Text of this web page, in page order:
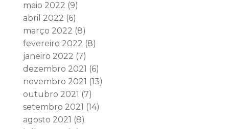
maio 2022 (9)
abril 2022 (6)
março 2022 (8)
fevereiro 2022 (8)
janeiro 2022 (7)
dezembro 2021 (6)
novembro 2021 (13)
outubro 2021 (7)
setembro 2021 (14)
agosto 2021 (8)